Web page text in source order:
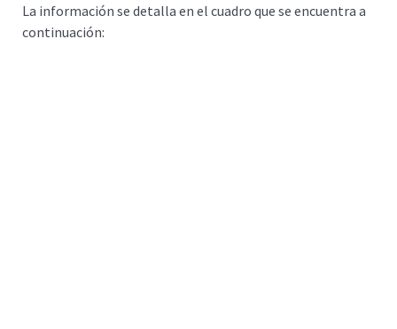
La información se detalla en el cuadro que se encuentra a
continuación: